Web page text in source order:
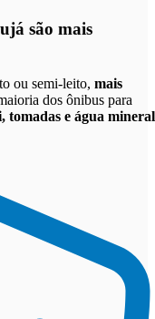
são mais
ou semi-leito, mais
dos ônibus para
tomadas e água mineral